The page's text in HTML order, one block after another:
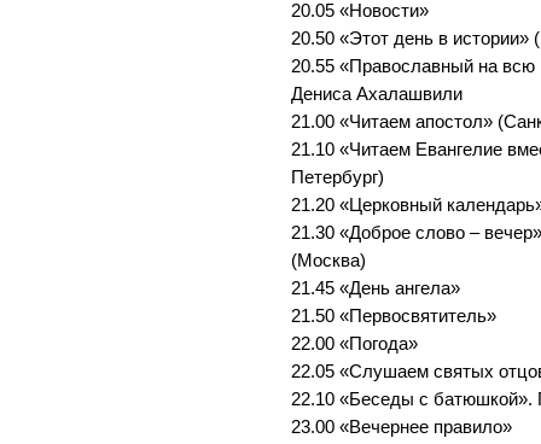
20.05 «Новости»
20.50 «Этот день в истории»
20.55 «Православный на всю
Дениса Ахалашвили
21.00 «Читаем апостол»
21.10 «Читаем Евангелие
Петербург)
21.20 «Церковный
21.30 «Доброе слово –
(Москва)
21.45 «День ангела»
21.50 «Первосвятитель»
22.00 «Погода»
22.05 «Слушаем святых
22.10 «Беседы с батюшкой».
23.00 «Вечернее правило»